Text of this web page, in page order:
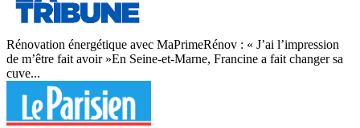
Rénovation énergétique avec MaPrimeRénov : « J’ai l’impression
de m’être fait avoir »En Seine-et-Marne, Francine a fait changer sa
cuve...